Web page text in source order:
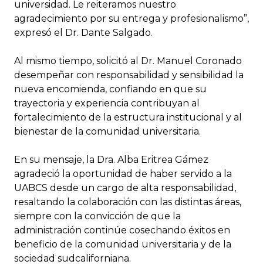
universidad. Le reiteramos nuestro
agradecimiento por su entrega y profesionalismo”,
expresó el Dr. Dante Salgado.
Al mismo tiempo, solicitó al Dr. Manuel Coronado
desempeñar con responsabilidad y sensibilidad la
nueva encomienda, confiando en que su
trayectoria y experiencia contribuyan al
fortalecimiento de la estructura institucional y al
bienestar de la comunidad universitaria.
En su mensaje, la Dra. Alba Eritrea Gámez
agradeció la oportunidad de haber servido a la
UABCS desde un cargo de alta responsabilidad,
resaltando la colaboración con las distintas áreas,
siempre con la convicción de que la
administración continúe cosechando éxitos en
beneficio de la comunidad universitaria y de la
sociedad sudcaliforniana.